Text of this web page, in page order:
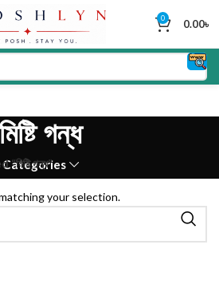
0 0.00৳
মিষ্টি গন্ধ
Categories
গন্ধ”
your selection.